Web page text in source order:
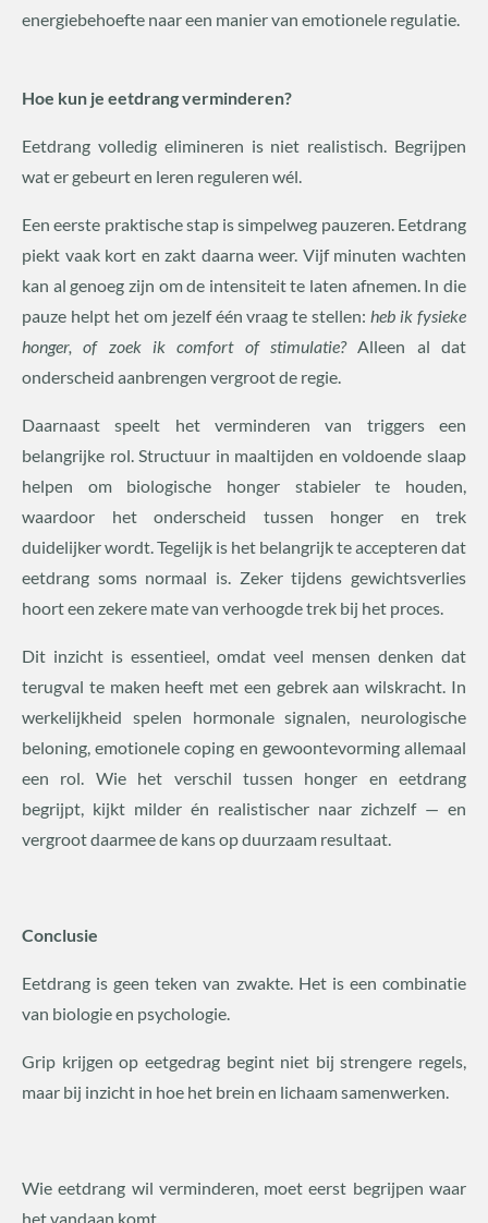
energiebehoefte naar een manier van emotionele regulatie.
Hoe kun je eetdrang verminderen?
Eetdrang volledig elimineren is niet realistisch. Begrijpen
wat er gebeurt en leren reguleren wél.
Een eerste praktische stap is simpelweg pauzeren. Eetdrang
piekt vaak kort en zakt daarna weer. Vijf minuten wachten
kan al genoeg zijn om de intensiteit te laten afnemen. In die
pauze helpt het om jezelf één vraag te stellen: heb ik fysieke
honger, of zoek ik comfort of stimulatie?Alleen al dat
onderscheid aanbrengen vergroot de regie.
Daarnaast speelt het verminderen van triggers een
belangrijke rol. Structuur in maaltijden en voldoende slaap
helpen om biologische honger stabieler te houden,
waardoor het onderscheid tussen honger en trek
duidelijker wordt. Tegelijk is het belangrijk te accepteren dat
eetdrang soms normaal is. Zeker tijdens gewichtsverlies
hoort een zekere mate van verhoogde trek bij het proces.
Dit inzicht is essentieel, omdat veel mensen denken dat
terugval te maken heeft met een gebrek aan wilskracht. In
werkelijkheid spelen hormonale signalen, neurologische
beloning, emotionele coping en gewoontevorming allemaal
een rol. Wie het verschil tussen honger en eetdrang
begrijpt, kijkt milder én realistischer naar zichzelf — en
vergroot daarmee de kans op duurzaam resultaat.
Conclusie
Eetdrang is geen teken van zwakte. Het is een combinatie
van biologie en psychologie.
Grip krijgen op eetgedrag begint niet bij strengere regels,
maar bij inzicht in hoe het brein en lichaam samenwerken.
Wie eetdrang wil verminderen, moet eerst begrijpen waar
het vandaan komt.